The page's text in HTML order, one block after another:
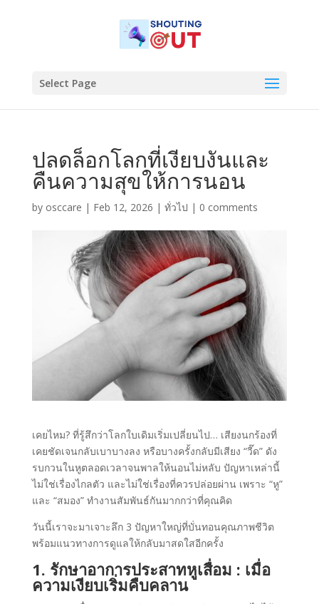
Select Page
ปลดล็อกโลกที่เงียบงันและ
คืนความสุขให้การนอน
by osccare | Feb 12, 2026 | ทั่วไป | 0 comments
เคยไหม? ที่รู้สึกว่าโลกใบเดิมเริ่มเปลี่ยนไป… เสียงนกร้องที่
เคยชัดเจนกลับเบาบางลง หรือบางครั้งกลับมีเสียง “วี๊ด” ดัง
รบกวนในหูตลอดเวลาจนพาลให้นอนไม่หลับ ปัญหาเหล่านี้
ไม่ใช่เรื่องไกลตัว และไม่ใช่เรื่องที่ควรปล่อยผ่าน เพราะ “หู”
และ “สมอง” ทำงานสัมพันธ์กันมากกว่าที่คุณคิด
วันนี้เราจะมาเจาะลึก 3 ปัญหาใหญ่ที่บั่นทอนคุณภาพชีวิต
พร้อมแนวทางการดูแลให้กลับมาสดใสอีกครั้ง
1. รักษาอาการประสาทหูเสื่อม : เมื่อ
ความเงียบเริ่มคืบคลาน